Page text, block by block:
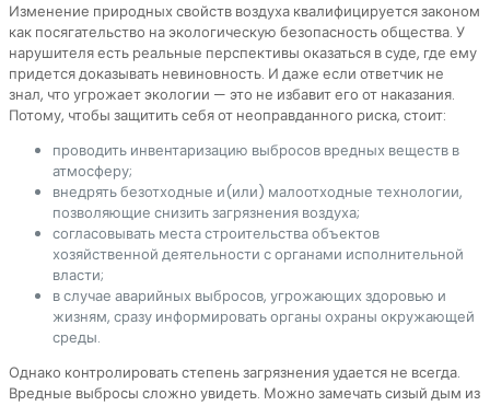
Изменение природных свойств воздуха квалифицируется законом
как посягательство на экологическую безопасность общества. У
нарушителя есть реальные перспективы оказаться в суде, где ему
придется доказывать невиновность. И даже если ответчик не
знал, что угрожает экологии — это не избавит его от наказания.
Потому, чтобы защитить себя от неоправданного риска, стоит:
проводить инвентаризацию выбросов вредных веществ в
атмосферу;
внедрять безотходные и(или) малоотходные технологии,
позволяющие снизить загрязнения воздуха;
согласовывать места строительства объектов
хозяйственной деятельности с органами исполнительной
власти;
в случае аварийных выбросов, угрожающих здоровью и
жизням, сразу информировать органы охраны окружающей
среды.
Однако контролировать степень загрязнения удается не всегда.
Вредные выбросы сложно увидеть. Можно замечать сизый дым из